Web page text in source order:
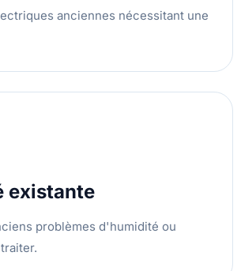
anciennes nécessitant une
existante
problèmes d'humidité ou